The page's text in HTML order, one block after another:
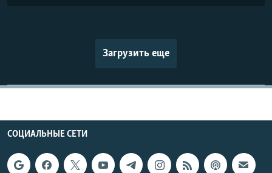
Загрузить еще
СОЦИАЛЬНЫЕ СЕТИ